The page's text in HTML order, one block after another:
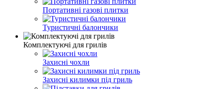
Портативні газові плитки
Туристичні балончики
Комплектуючі для грилів
Захисні чохли
Захисні килимки під гриль